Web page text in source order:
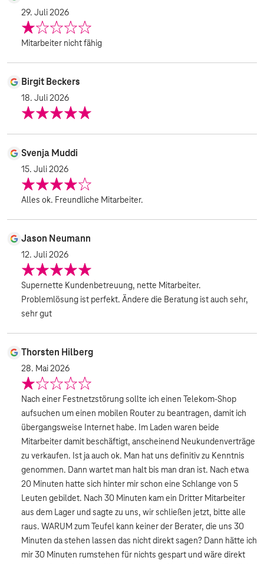
29. Juli 2026
Mitarbeiter nicht fähig
Birgit Beckers
18. Juli 2026
Svenja Muddi
15. Juli 2026
Alles ok. Freundliche Mitarbeiter.
Jason Neumann
12. Juli 2026
Supernette Kundenbetreuung, nette Mitarbeiter.
Problemlösung ist perfekt. Ändere die Beratung ist auch sehr,
sehr gut
Thorsten Hilberg
28. Mai 2026
Nach einer Festnetzstörung sollte ich einen Telekom-Shop
aufsuchen um einen mobilen Router zu beantragen, damit ich
übergangsweise Internet habe. Im Laden waren beide
Mitarbeiter damit beschäftigt, anscheinend Neukundenverträge
zu verkaufen. Ist ja auch ok. Man hat uns definitiv zu Kenntnis
genommen. Dann wartet man halt bis man dran ist. Nach etwa
20 Minuten hatte sich hinter mir schon eine Schlange von 5
Leuten gebildet. Nach 30 Minuten kam ein Dritter Mitarbeiter
aus dem Lager und sagte zu uns, wir schließen jetzt, bitte alle
raus. WARUM zum Teufel kann keiner der Berater, die uns 30
Minuten da stehen lassen das nicht direkt sagen? Dann hätte ich
mir 30 Minuten rumstehen für nichts gespart und wäre direkt